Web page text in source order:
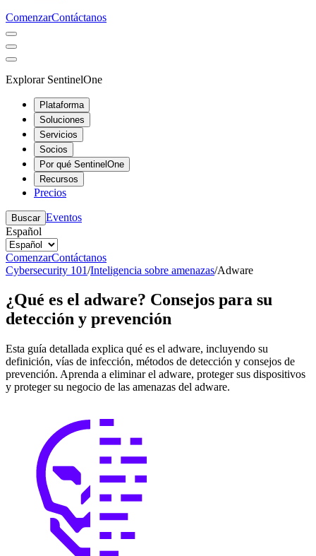
ComenzarContáctanos
Explorar SentinelOne
Plataforma
Soluciones
Servicios
Socios
Por qué SentinelOne
Recursos
Precios
Buscar Eventos
Español
ComenzarContáctanos
Cybersecurity 101/Inteligencia sobre amenazas/Adware
¿Qué es el adware? Consejos para su
detección y prevención
Esta guía detallada explica qué es el adware, incluyendo su
definición, vías de infección, métodos de detección y consejos de
prevención. Aprenda a eliminar el adware, proteger sus dispositivos
y proteger su negocio de las amenazas del adware.